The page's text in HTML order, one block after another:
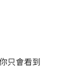
只會看到